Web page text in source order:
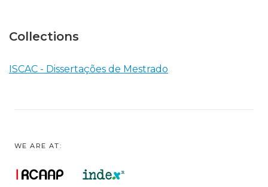
Collections
ISCAC - Dissertações de Mestrado
WE ARE AT: